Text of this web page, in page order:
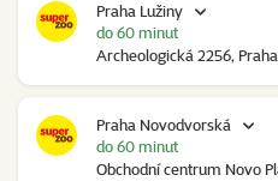
Praha Lužiny
Archeologická 2256,
do 60 minut
Praha Novodvorská
Obchodní centrum Novo
do 60 minut